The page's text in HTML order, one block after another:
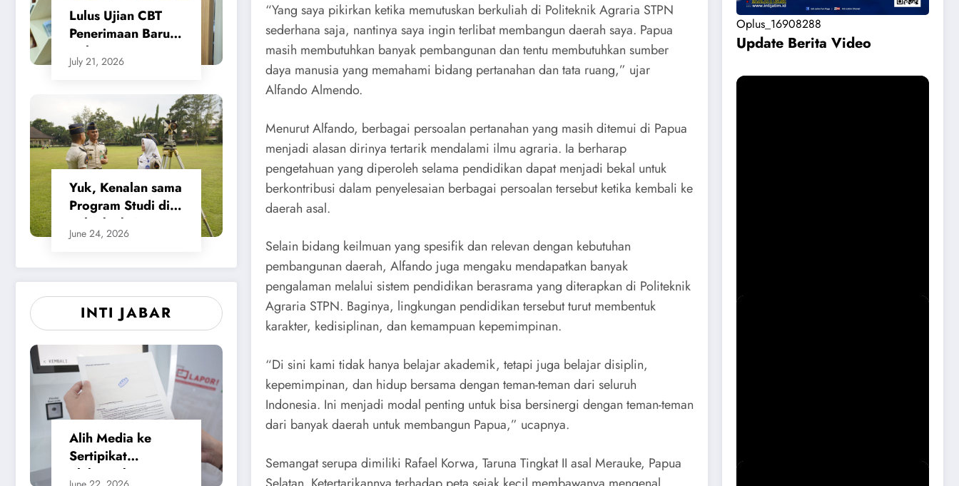
Lulus Ujian CBT
Penerimaan Baru,
Calon Taruna/i
Politeknik Agraria
Lanjutan
July 21, 2026
Yuk, Kenalan sama
Program Studi di
Politeknik Agraria
STPN
June 24, 2026
INTI JABAR
Alih Media ke
Sertipikat
Elektronik,
“Yang saya pikirkan ketika memutuskan berkuliah di Politeknik Agraria STPN
sederhana saja, nantinya saya ingin terlibat membangun daerah saya. Papua
masih membutuhkan banyak pembangunan dan tentu membutuhkan sumber
daya manusia yang memahami bidang pertanahan dan tata ruang,” ujar
Alfando Almendo.
Menurut Alfando, berbagai persoalan pertanahan yang masih ditemui di Papua
menjadi alasan dirinya tertarik mendalami ilmu agraria. Ia berharap
pengetahuan yang diperoleh selama pendidikan dapat menjadi bekal untuk
berkontribusi dalam penyelesaian berbagai persoalan tersebut ketika kembali ke
daerah asal.
Selain bidang keilmuan yang spesifik dan relevan dengan kebutuhan
pembangunan daerah, Alfando juga mengaku mendapatkan banyak
pengalaman melalui sistem pendidikan berasrama yang diterapkan di Politeknik
Agraria STPN. Baginya, lingkungan pendidikan tersebut turut membentuk
karakter, kedisiplinan, dan kemampuan kepemimpinan.
“Di sini kami tidak hanya belajar akademik, tetapi juga belajar disiplin,
kepemimpinan, dan hidup bersama dengan teman-teman dari seluruh
Indonesia. Ini menjadi modal penting untuk bisa bersinergi dengan teman-teman
dari banyak daerah untuk membangun Papua,” ucapnya.
Semangat serupa dimiliki Rafael Korwa, Taruna Tingkat II asal Merauke, Papua
Oplus_16908288
Update Berita Video